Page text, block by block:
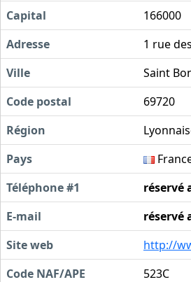
Capital
166000
Adresse
1 rue
Ville
Saint
Code postal
69720
Région
Pays
Téléphone #1
réservé
E-mail
réservé
Site web
http://
Code NAF/APE
523C